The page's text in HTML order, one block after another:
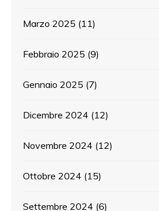
Marzo 2025 (11)
Febbraio 2025 (9)
Gennaio 2025 (7)
Dicembre 2024 (12)
Novembre 2024 (12)
Ottobre 2024 (15)
Settembre 2024 (6)